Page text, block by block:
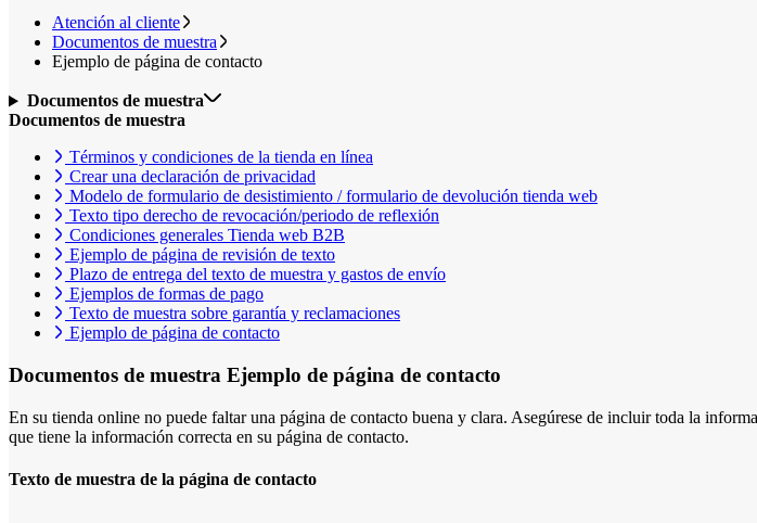
Atención al cliente
Documentos de muestra
Ejemplo de página de contacto
Documentos de muestra
Documentos de muestra
Términos y condiciones de la tienda en línea
Crear una declaración de privacidad
Modelo de formulario de desistimiento / formulario de devolución tienda web
Texto tipo derecho de revocación/periodo de reflexión
Condiciones generales Tienda web B2B
Ejemplo de página de revisión de texto
Plazo de entrega del texto de muestra y gastos de envío
Ejemplos de formas de pago
Texto de muestra sobre garantía y reclamaciones
Ejemplo de página de contacto
Documentos de muestra Ejemplo de página de contacto
En su tienda online no puede faltar una página de contacto buena y clara. Asegúrese de incluir toda la
que tiene la información correcta en su página de contacto.
Texto de muestra de la página de contacto